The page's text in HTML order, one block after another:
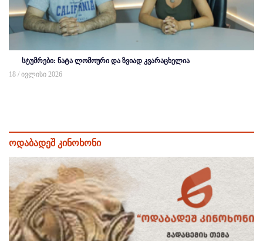
სტუმრები: ნატა ლომოური და ზვიად კვარაცხელია
18 / ივლისი 2026
ოდაბადეშ კინოხონი